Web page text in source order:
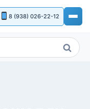
8 (938) 026-22-12
Поиск